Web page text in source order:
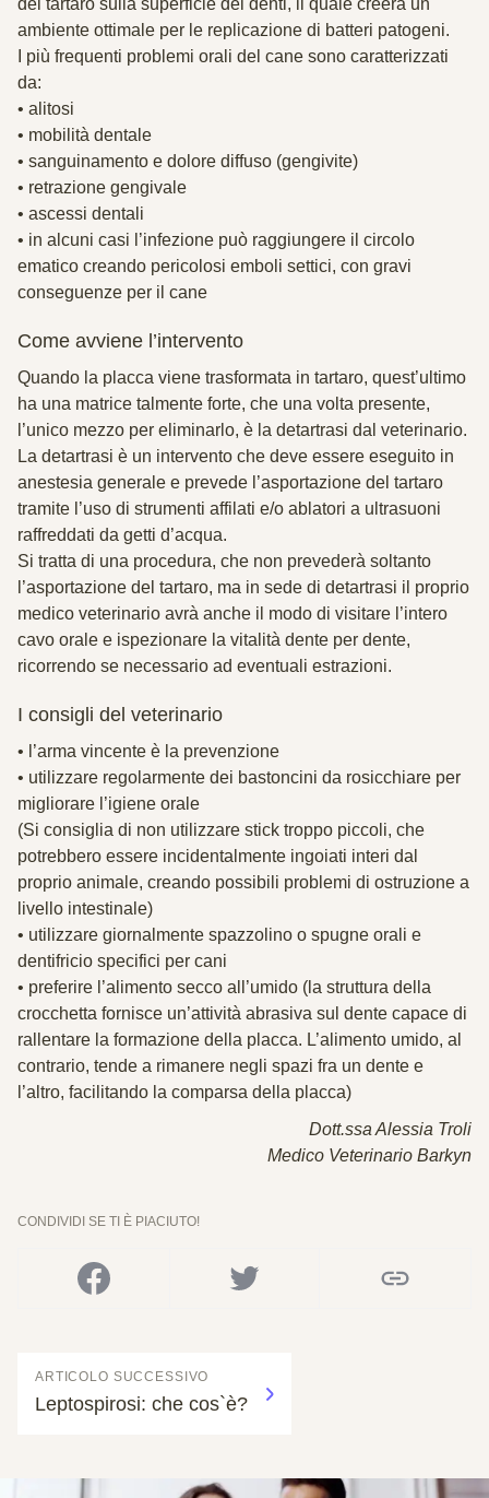
del tartaro sulla superficie dei denti, il quale creerà un
ambiente ottimale per le replicazione di batteri patogeni.
I più frequenti problemi orali del cane sono caratterizzati
da:
• alitosi
• mobilità dentale
• sanguinamento e dolore diffuso (gengivite)
• retrazione gengivale
• ascessi dentali
• in alcuni casi l’infezione può raggiungere il circolo
ematico creando pericolosi emboli settici, con gravi
conseguenze per il cane
Come avviene l’intervento
Quando la placca viene trasformata in tartaro, quest’ultimo
ha una matrice talmente forte, che una volta presente,
l’unico mezzo per eliminarlo, è la detartrasi dal veterinario.
La detartrasi è un intervento che deve essere eseguito in
anestesia generale e prevede l’asportazione del tartaro
tramite l’uso di strumenti affilati e/o ablatori a ultrasuoni
raffreddati da getti d’acqua.
Si tratta di una procedura, che non prevederà soltanto
l’asportazione del tartaro, ma in sede di detartrasi il proprio
medico veterinario avrà anche il modo di visitare l’intero
cavo orale e ispezionare la vitalità dente per dente,
ricorrendo se necessario ad eventuali estrazioni.
I consigli del veterinario
• l’arma vincente è la prevenzione
• utilizzare regolarmente dei bastoncini da rosicchiare per
migliorare l’igiene orale
(Si consiglia di non utilizzare stick troppo piccoli, che
potrebbero essere incidentalmente ingoiati interi dal
proprio animale, creando possibili problemi di ostruzione a
livello intestinale)
• utilizzare giornalmente spazzolino o spugne orali e
dentifricio specifici per cani
• preferire l’alimento secco all’umido (la struttura della
crocchetta fornisce un’attività abrasiva sul dente capace di
rallentare la formazione della placca. L’alimento umido, al
contrario, tende a rimanere negli spazi fra un dente e
l’altro, facilitando la comparsa della placca)
Dott.ssa Alessia Troli
Medico Veterinario Barkyn
CONDIVIDI SE TI È PIACIUTO!
ARTICOLO SUCCESSIVO
Leptospirosi: che cos`è?